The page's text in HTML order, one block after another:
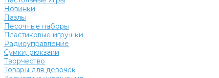
Новинки
Пазлы
Песочные наборы
Пластиковые игрушки
Радиоуправление
Сумки, рюкзаки
Творчество
Товары для девочек